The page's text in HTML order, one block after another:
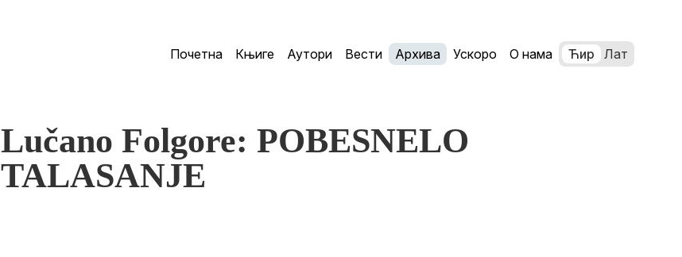
Почетна Књиге Аутори Вести Архива Ускоро О нама Ћир Лат
Lučano Folgore: POBESNELO
TALASANJE